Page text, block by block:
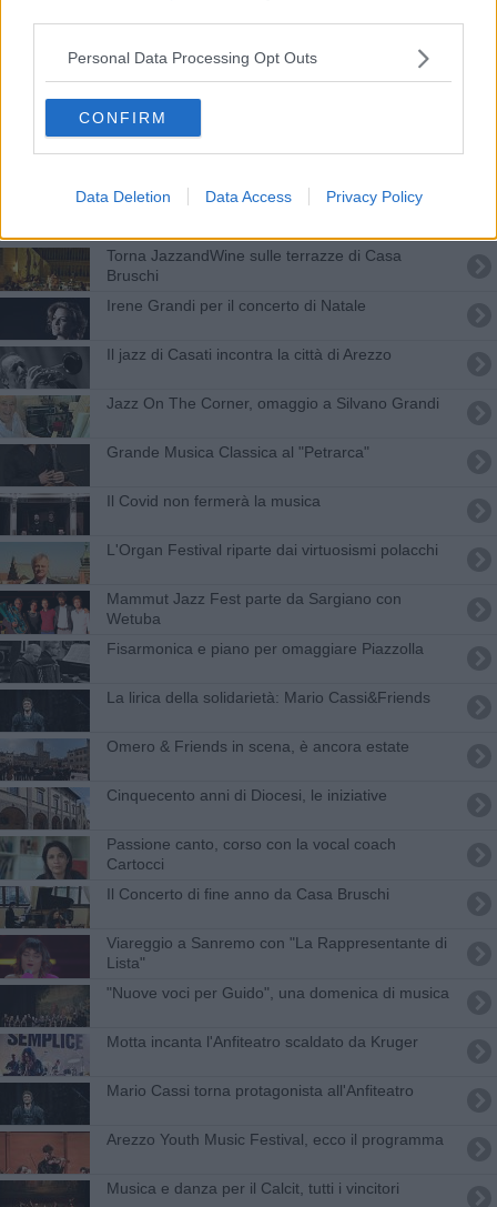
Personal Data Processing Opt Outs
CONFIRM
Data Deletion Data Access Privacy Policy
Santa Lucia premia Nadia sul tetto del mondo
Tre location per la stagione concertistica aretina
L'Italia Mundial raccontata in Fortezza
Claudio Baglioni in concerto ad Arezzo
Torna ​JazzandWine sulle terrazze di Casa
Bruschi
Irene Grandi per il concerto di Natale
Il jazz di Casati incontra la città di Arezzo
Jazz On The Corner, omaggio a Silvano Grandi
Grande Musica Classica al "Petrarca"
Il Covid non fermerà la musica
L'Organ Festival riparte dai virtuosismi polacchi
Mammut Jazz Fest parte da Sargiano con
Wetuba
Fisarmonica e piano per omaggiare Piazzolla
La lirica della solidarietà: Mario Cassi&Friends
Omero & Friends in scena, è ancora estate
Cinquecento anni di Diocesi, le iniziative
Passione canto, corso con la vocal coach
Cartocci
Il Concerto di fine anno da Casa Bruschi
Viareggio a Sanremo con "La Rappresentante di
Lista"
"Nuove voci per Guido", una domenica di musica
Motta incanta l'Anfiteatro scaldato da Kruger
Mario Cassi torna protagonista all'Anfiteatro
Arezzo Youth Music Festival, ecco il programma
Musica e danza per il Calcit, tutti i vincitori